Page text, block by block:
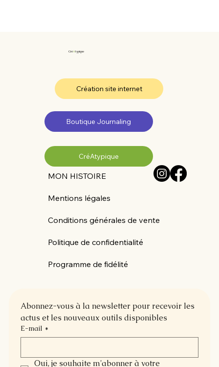
CréAtypique
MON HISTOIRE
Mentions légales
Conditions générales de vente
Politique de confidentialité
Programme de fidélité
Création site internet
Boutique Journaling
CréAtypique
Abonnez-vous à la newsletter pour recevoir les
actus et les nouveaux outils disponibles
E-mail *
Oui, je souhaite m'abonner à votre